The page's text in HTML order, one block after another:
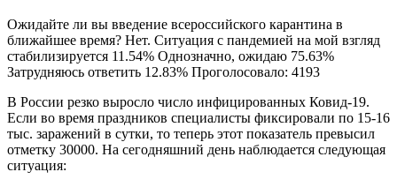
Ожидайте ли вы введение всероссийского карантина в
ближайшее время? Нет. Ситуация с пандемией на мой взгляд
стабилизируется 11.54% Однозначно, ожидаю 75.63%
Затрудняюсь ответить 12.83% Проголосовало: 4193
В России резко выросло число инфицированных Ковид-19.
Если во время праздников специалисты фиксировали по 15-16
тыс. заражений в сутки, то теперь этот показатель превысил
отметку 30000. На сегодняшний день наблюдается следующая
ситуация: